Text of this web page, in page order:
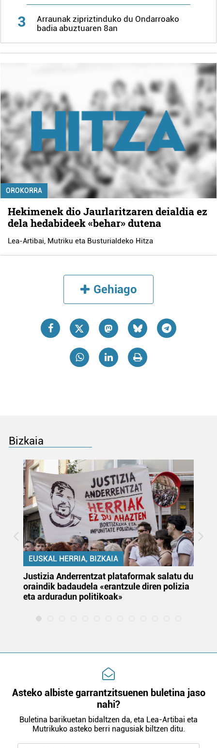
3
Arraunak zipriztinduko du Ondarroako
badia abuztuaren 8an
OROKORRA
Hekimenek dio Jaurlaritzaren deialdia ez
dela hedabideek «behar» dutena
Lea-Artibai, Mutriku eta Busturialdeko Hitza
Gehiago
Bizkaia
EUSKAL HERRIA, BIZKAIA
Justizia Anderrentzat plataformak salatu du
oraindik badaudela «erantzule diren polizia
eta arduradun politikoak»
Asteko albiste garrantzitsuenen buletina jaso
nahi?
Buletina barikuetan bidaltzen da, eta Lea-Artibai eta
Mutrikuko asteko berri nagusiak biltzen ditu.